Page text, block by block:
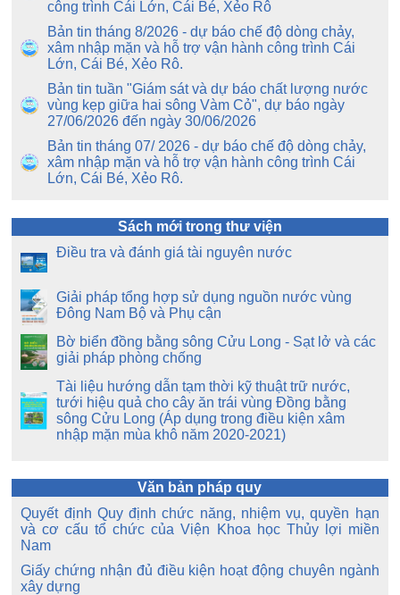
công trình Cái Lớn, Cái Bé, Xẻo Rô
Bản tin tháng 8/2026 - dự báo chế độ dòng chảy,
xâm nhập mặn và hỗ trợ vận hành công trình Cái
Lớn, Cái Bé, Xẻo Rô.
Bản tin tuần "Giám sát và dự báo chất lượng nước
vùng kẹp giữa hai sông Vàm Cỏ", dự báo ngày
27/06/2026 đến ngày 30/06/2026
Bản tin tháng 07/ 2026 - dự báo chế độ dòng chảy,
xâm nhập mặn và hỗ trợ vận hành công trình Cái
Lớn, Cái Bé, Xẻo Rô.
Sách mới trong thư viện
Điều tra và đánh giá tài nguyên nước
Giải pháp tổng hợp sử dụng nguồn nước vùng
Đông Nam Bộ và Phụ cận
Bờ biển đồng bằng sông Cửu Long - Sạt lở và các
giải pháp phòng chống
Tài liệu hướng dẫn tạm thời kỹ thuật trữ nước,
tưới hiệu quả cho cây ăn trái vùng Đồng bằng
sông Cửu Long (Áp dụng trong điều kiện xâm
nhập mặn mùa khô năm 2020-2021)
Văn bản pháp quy
Quyết định Quy định chức năng, nhiệm vụ, quyền hạn
và cơ cấu tổ chức của Viện Khoa học Thủy lợi miền
Nam
Giấy chứng nhận đủ điều kiện hoạt động chuyên ngành
xây dựng